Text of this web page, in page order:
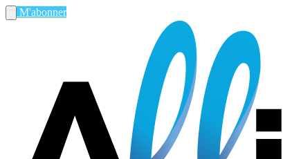
M'abonner